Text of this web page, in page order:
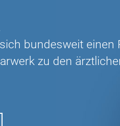
bundesweit einen
zu den